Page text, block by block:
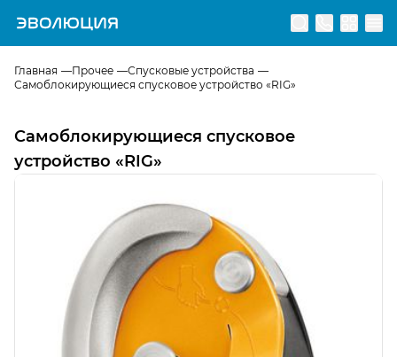
Перейти на главную страницу
Главная Прочее
Спусковые устройства
Самоблокирующиеся спусковое устройство «RIG»
Самоблокирующиеся спусковое
устройство «RIG»